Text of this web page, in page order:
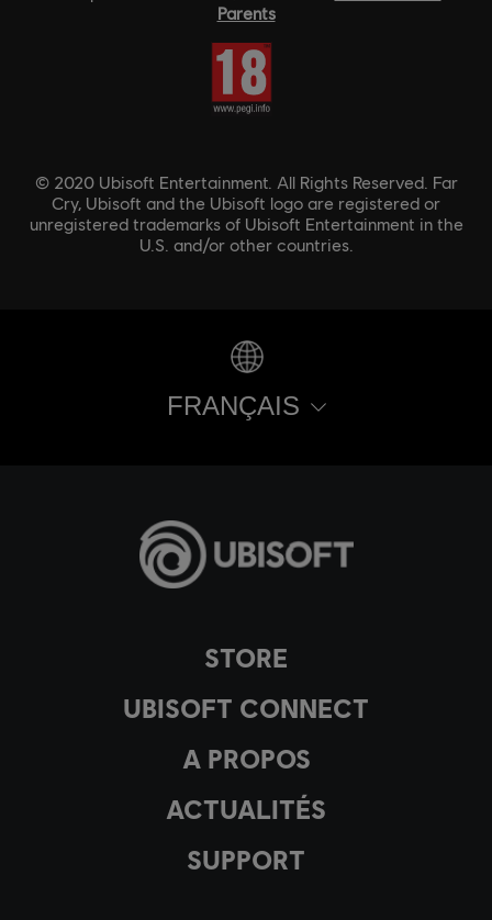
STORE
UBISOFT CONNECT
A PROPOS
ACTUALITÉS
SUPPORT
© 2020 Ubisoft Entertainment. All Rights Reserved. Far
Cry, Ubisoft and the Ubisoft logo are registered or
unregistered trademarks of Ubisoft Entertainment in the
U.S. and/or other countries.
Parents
FRANÇAIS